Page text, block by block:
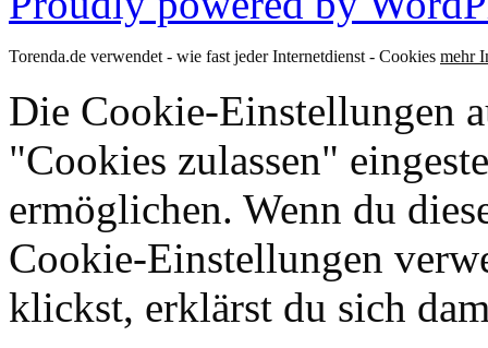
Torenda.de verwendet - wie fast jeder Internetdienst - Cookies mehr
Die Cookie-Einstellungen
"Cookies zulassen"
ermöglichen. Wenn du
Cookie-Einstellungen
klickst, erklärst du sich